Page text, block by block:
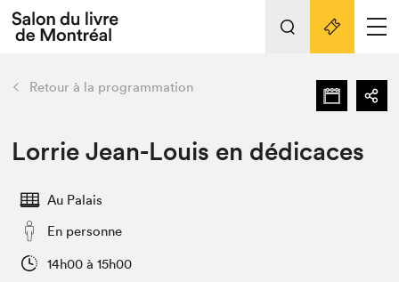
L'événement
Préparer sa visite au Salon
Actualités
SLM PRO
retour Nos activités
Préparer sa visite
Salon au Palais
Liens pratiques
Retour à la programmation
Lorrie Jean-Louis en dédicaces
Au Palais
En personne
14h00 à 15h00